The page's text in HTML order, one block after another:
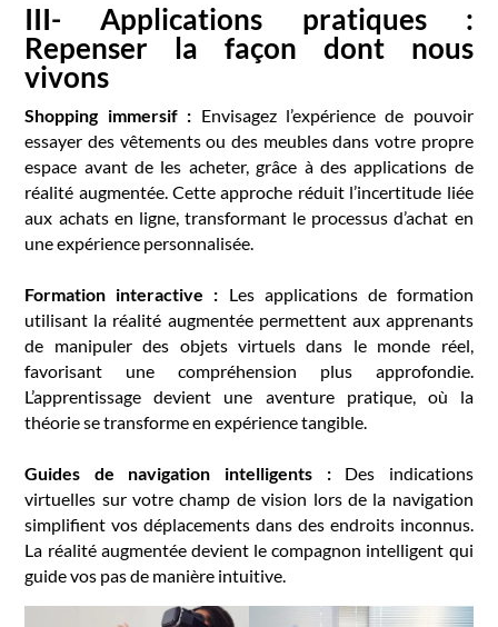
III- Applications pratiques :
Repenser la façon dont nous
vivons
Shopping immersif : Envisagez l’expérience de pouvoir
essayer des vêtements ou des meubles dans votre propre
espace avant de les acheter, grâce à des applications de
réalité augmentée. Cette approche réduit l’incertitude liée
aux achats en ligne, transformant le processus d’achat en
une expérience personnalisée.
Formation interactive : Les applications de formation
utilisant la réalité augmentée permettent aux apprenants
de manipuler des objets virtuels dans le monde réel,
favorisant une compréhension plus approfondie.
L’apprentissage devient une aventure pratique, où la
théorie se transforme en expérience tangible.
Guides de navigation intelligents :Des indications
virtuelles sur votre champ de vision lors de la navigation
simplifient vos déplacements dans des endroits inconnus.
La réalité augmentée devient le compagnon intelligent qui
guide vos pas de manière intuitive.